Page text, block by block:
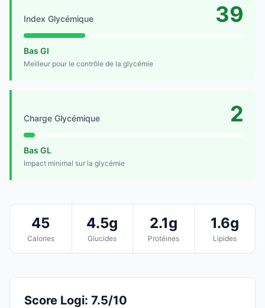
Index Glycémique 39
Bas GI
Meilleur pour le contrôle de la glycémie
Charge Glycémique 2
Bas GL
Impact minimal sur la glycémie
45
Calories
4.5g
Glucides
2.1g
Protéines
1.6g
Lipides
Score Logi: 7.5/10